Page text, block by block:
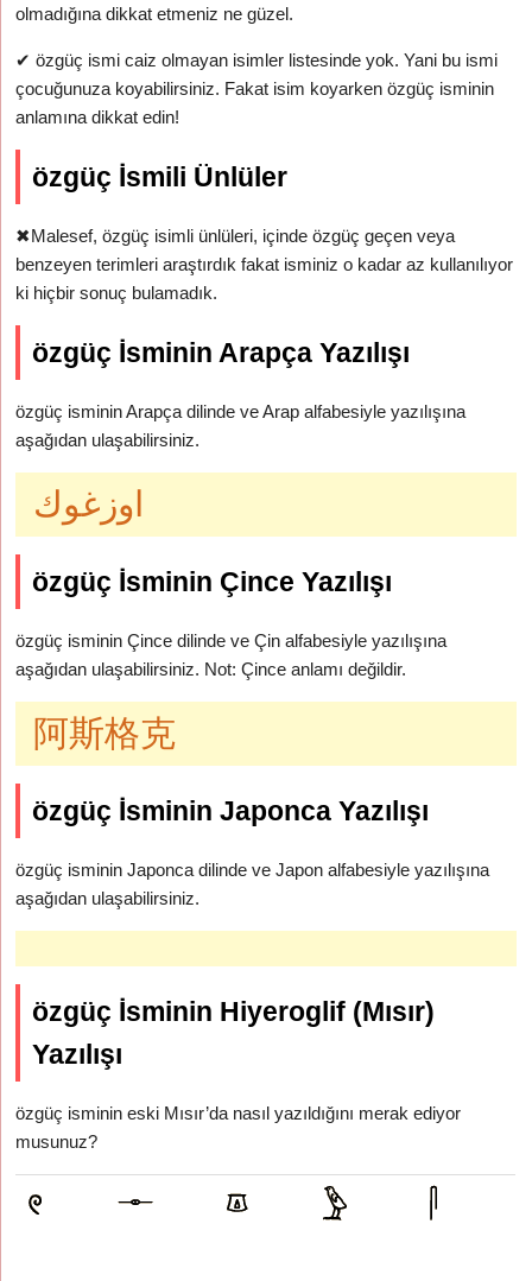
olmadığına dikkat etmeniz ne güzel.
✔ özgüç ismi caiz olmayan isimler listesinde yok. Yani bu ismi
çocuğunuza koyabilirsiniz. Fakat isim koyarken özgüç isminin
anlamına dikkat edin!
özgüç İsmili Ünlüler
✖Malesef, özgüç isimli ünlüleri, içinde özgüç geçen veya
benzeyen terimleri araştırdık fakat isminiz o kadar az kullanılıyor
ki hiçbir sonuç bulamadık.
özgüç İsminin Arapça Yazılışı
özgüç isminin Arapça dilinde ve Arap alfabesiyle yazılışına
aşağıdan ulaşabilirsiniz.
اوزغوك
özgüç İsminin Çince Yazılışı
özgüç isminin Çince dilinde ve Çin alfabesiyle yazılışına
aşağıdan ulaşabilirsiniz. Not: Çince anlamı değildir.
阿斯格克
özgüç İsminin Japonca Yazılışı
özgüç isminin Japonca dilinde ve Japon alfabesiyle yazılışına
aşağıdan ulaşabilirsiniz.
özgüç İsminin Hiyeroglif (Mısır)
Yazılışı
özgüç isminin eski Mısır’da nasıl yazıldığını merak ediyor
musunuz?